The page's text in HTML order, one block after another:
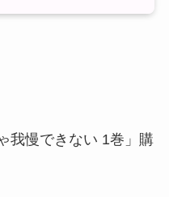
我慢できない 1巻」購